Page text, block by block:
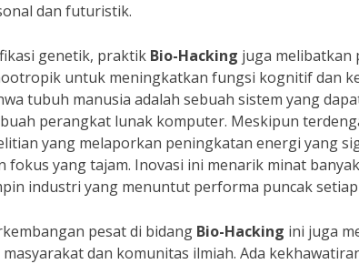
dan futuristik.
genetik, praktik Bio-Hacking juga melibatkan
untuk meningkatkan fungsi kognitif dan
tubuh manusia adalah sebuah sistem yang
perangkat lunak komputer. Meskipun
yang melaporkan peningkatan energi yang
fokus yang tajam. Inovasi ini menarik minat
industri yang menuntut performa puncak
pesat di bidang Bio-Hacking ini juga
dan komunitas ilmiah. Ada